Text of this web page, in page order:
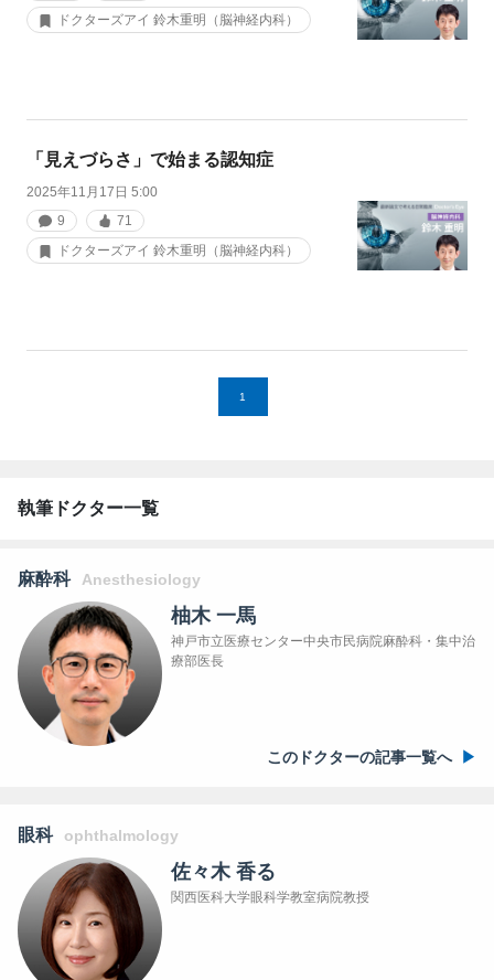
ドクターズアイ 鈴木重明（脳神経内科）
「見えづらさ」で始まる認知症
2025年11月17日 5:00
9
71
ドクターズアイ 鈴木重明（脳神経内科）
1
執筆ドクター一覧
麻酔科 Anesthesiology
柚木 一馬
神戸市立医療センター中央市民病院麻酔科・集中治
療部医長
このドクターの記事一覧へ
眼科 ophthalmology
佐々木 香る
関西医科大学眼科学教室病院教授